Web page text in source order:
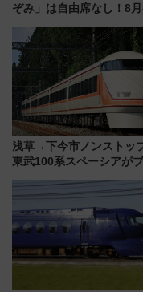
ぞみ」は自由席なし！8
せば空きが見つかること
雑避ける「空席」探しの
浅草→下今市ノンストッ
東武100系スペーシアが
ー当時の停車駅」を再
時刻や特急券の買い方を